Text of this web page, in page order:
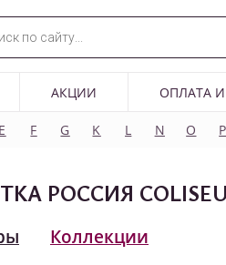
АКЦИИ ОПЛАТА
E F G K L N O P
РОССИЯ
Коллекции